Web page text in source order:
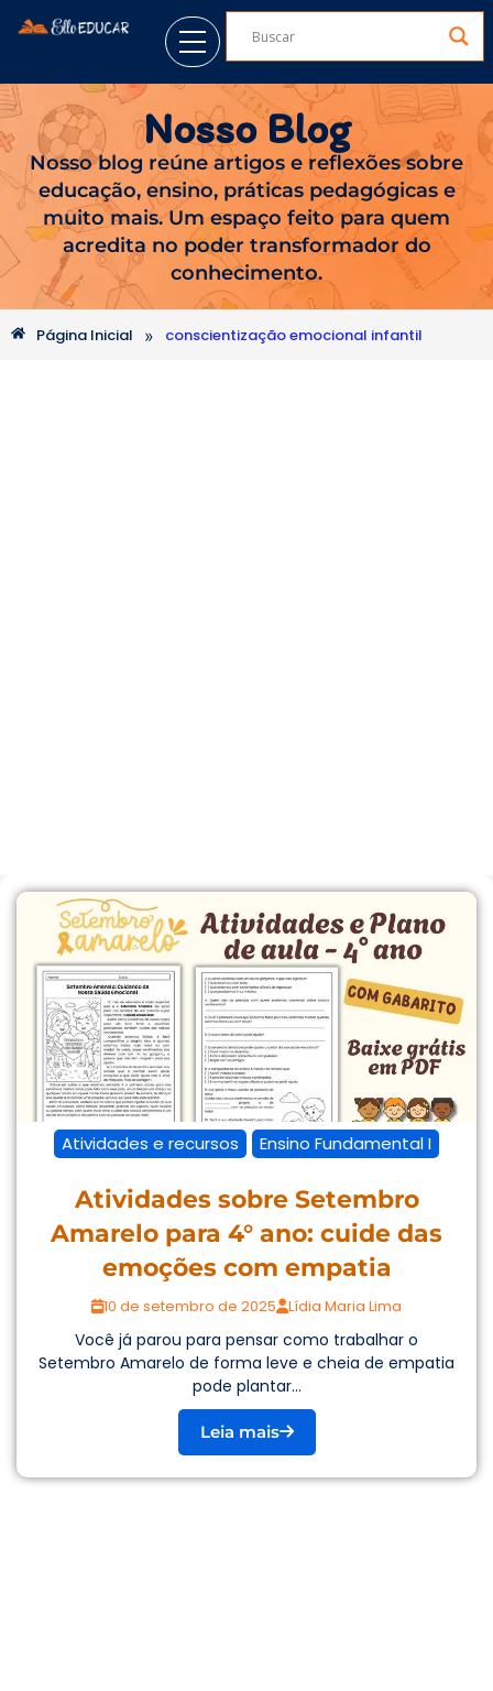
Nosso Blog
Nosso blog reúne artigos e reflexões sobre
educação, ensino, práticas pedagógicas e
muito mais. Um espaço feito para quem
acredita no poder transformador do
conhecimento.
Página Inicial » conscientização emocional infantil
Atividades e recursos Ensino Fundamental I
Atividades sobre Setembro
Amarelo para 4° ano: cuide das
emoções com empatia
10 de setembro de 2025 Lídia Maria Lima
Você já parou para pensar como trabalhar o
Setembro Amarelo de forma leve e cheia de empatia
pode plantar...
Leia mais